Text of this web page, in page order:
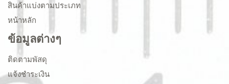
สินค้าแบ่งตามประเภท
หน้าหลัก
ข้อมูลต่างๆ
ติดตามพัสดุ
แจ้งชำระเงิน